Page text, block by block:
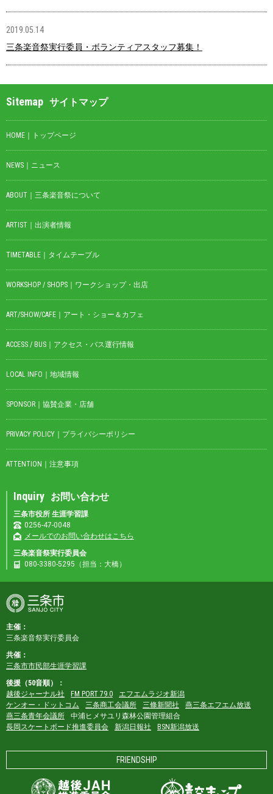
2019.05.14
三条楽音祭実行委員・ボランティアスタッフ募集！
Sitemap サイトマップ
HOME｜トップページ
NEWS｜ニュース
ABOUT｜三条楽音祭について
ARTIST｜出演者情報
TIMETABLE｜タイムテーブル
WORKSHOP / SHOPS｜ワークショップ・出店
ART/SHOW/CAFE｜アート・ショー＆カフェ
ACCESS / BUS｜アクセス・バス運行情報
LOCAL INFO｜地域情報
SPONSOR｜協賛企業・店舗
PRIVACY POLICY｜プライバシーポリシー
ATTENTION｜注意事項
Inquiry お問い合わせ
三条市役所 生涯学習課
0256-47-0048
メールでのお問い合わせはこちら
三条楽音祭実行委員会
080-3380-5295（担当：大橋）
主催：
三条楽音祭実行委員会
共催：
三条市市民部生涯学習課
後援（50音順）：
越後ジャーナル社
FM PORT 79.0
エフエムラジオ新潟
ケンオー・ドットコム
三条商工会議所 三條新聞社
燕三条エフエム放送
燕三条青年会議所
中浦ヒメサユリ森林公園管理組合
長岡スケートボード推進委員会
新潟日報社 BSN新潟放送
FRIENDSHIP